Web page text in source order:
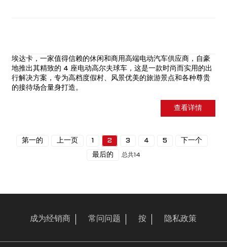
埃达卡，一家值得信赖的休闲和商用高端电动汽车供应商，自豪
地推出其精致的 4 座电动高尔夫球车，这是一款时尚而实用的出
行解决方案，专为高档度假村、风景优美的旅游景点和各种尊贵
的接待场合量身打造。
查看详情
第一的 上一页 1 2 3 4 5 下一个
最后的 总共14
成为经销商 常问问题 按 隐私政策